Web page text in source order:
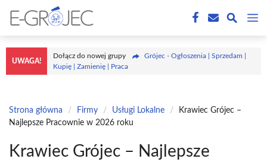
treści
UWAGA!
Dołącz do nowej grupy
Grójec - Ogłoszenia | Sprzedam |
Kupię | Zamienię | Praca
Strona główna / Firmy / Usługi Lokalne /
Krawiec Grójec –
Najlepsze Pracownie w 2026 roku
Krawiec Grójec – Najlepsze